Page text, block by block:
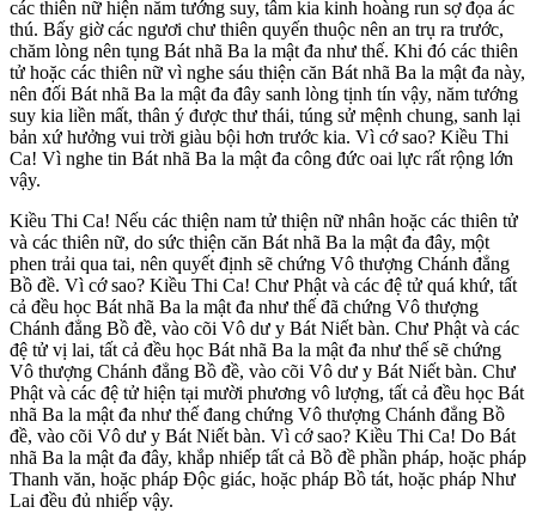
các thiên nữ hiện năm tướng suy, tâm kia kinh hoàng run sợ đọa ác
thú. Bấy giờ các ngươi chư thiên quyến thuộc nên an trụ ra trước,
chăm lòng nên tụng Bát nhã Ba la mật đa như thế. Khi đó các thiên
tử hoặc các thiên nữ vì nghe sáu thiện căn Bát nhã Ba la mật đa này,
nên đối Bát nhã Ba la mật đa đây sanh lòng tịnh tín vậy, năm tướng
suy kia liền mất, thân ý được thư thái, túng sử mệnh chung, sanh lại
bản xứ hưởng vui trời giàu bội hơn trước kia. Vì cớ sao? Kiều Thi
Ca! Vì nghe tin Bát nhã Ba la mật đa công đức oai lực rất rộng lớn
vậy.
Kiều Thi Ca! Nếu các thiện nam tử thiện nữ nhân hoặc các thiên tử
và các thiên nữ, do sức thiện căn Bát nhã Ba la mật đa đây, một
phen trải qua tai, nên quyết định sẽ chứng Vô thượng Chánh đẳng
Bồ đề. Vì cớ sao? Kiều Thi Ca! Chư Phật và các đệ tử quá khứ, tất
cả đều học Bát nhã Ba la mật đa như thế đã chứng Vô thượng
Chánh đẳng Bồ đề, vào cõi Vô dư y Bát Niết bàn. Chư Phật và các
đệ tử vị lai, tất cả đều học Bát nhã Ba la mật đa như thế sẽ chứng
Vô thượng Chánh đẳng Bồ đề, vào cõi Vô dư y Bát Niết bàn. Chư
Phật và các đệ tử hiện tại mười phương vô lượng, tất cả đều học Bát
nhã Ba la mật đa như thế đang chứng Vô thượng Chánh đẳng Bồ
đề, vào cõi Vô dư y Bát Niết bàn. Vì cớ sao? Kiều Thi Ca! Do Bát
nhã Ba la mật đa đây, khắp nhiếp tất cả Bồ đề phần pháp, hoặc pháp
Thanh văn, hoặc pháp Độc giác, hoặc pháp Bồ tát, hoặc pháp Như
Lai đều đủ nhiếp vậy.